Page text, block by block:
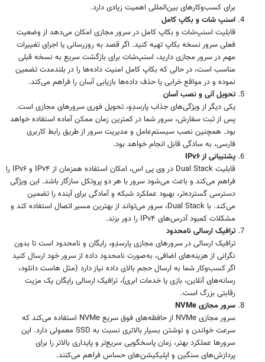
برای کسب‌وکارهای بین‌المللی اهمیت زیادی دارد.
اسنپ شات و بکاپ کامل
قابلیت اسنپ‌شات و بکاپ کامل در سرور مجازی امکان می‌دهد از وضعیت
فعلی سرور نسخه بکاپ تهیه کنید. اگر قصد به روزرسانی یا اجرای تغییرات
مهم در سرور مجازی دارید، اسنپ‌شات برای بازگشت سریع به نسخه قبلی
مناسب است، در حالی که بکاپ کامل امنیت داده‌ها را در بلندمدت تضمین
نموده و در مواقع خرابی یا حذف داده‌ها بازیابی آسان را فراهم می‌کند.
تحویل آنی و نصب آسان
یکی دیگر از ویژگی‌های جذاب پارسدِو، تحویل فوری سرورهای مجازی است.
پس از ثبت سفارش، سرور شما در کمترین زمان ممکن آماده استفاده خواهد
بود. همچنین نصب سیستم‌عامل و مدیریت سرور از طریق رابط کاربری
فارسی، به سادگی قابل انجام خواهد بود.
پشتیبانی ازIPv۶
قابلیت Dual Stack در وی پی اس، امکان استفاده همزمان از IPv۴ و IPv۶ را
فراهم می‌کند و باعث می‌شود سرور با هر دو پروتکل سازگار باشد. این ویژگی
دسترسی گسترده‌تر، بهبود عملکرد شبکه و آمادگی برای آینده را تضمین
می‌کند. با Dual Stack، سرور می‌تواند از بهترین مسیر اتصال استفاده کند و
مشکلات کمبود آدرس‌های IPv۴ را دور بزند.
ترافیک ارسالی نامحدود
ترافیک ارسالی در سرورهای مجازی پارسدِو، رایگان و نامحدود است تا بدون
نگرانی از هزینه‌های اضافی، به‌صورت نامحدود داده از سرور خود ارسال کنید
اگر کسب‌وکار شما به ارسال حجم بالای داده نیاز دارد (مثل هاست دانلود،
رسانه‌های آنلاین، بازی یا خدمات ابری)، ترافیک ارسالی رایگان یک مزیت
رقابتی بزرگ است.
سرور مجازی NVMe
سرور مجازی NVMe از حافظه‌های فوق سریع NVMe استفاده می‌کند که
سرعت خواندن و نوشتن بسیار بالاتری نسبت به SSD معمولی دارد. این
سرورها عملکرد بهتر، زمان پاسخگویی سریع‌تر و پایداری بالاتر را برای
پردازش‌های سنگین و اپلیکیشن‌های حساس فراهم می‌کنند.